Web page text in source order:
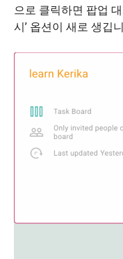
으로 클릭하면 팝업
시’ 옵션이 새로 생깁